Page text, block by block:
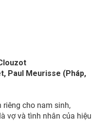
Paul Meurisse (Pháp,
cho nam sinh,
vợ và tình nhân của hiệu